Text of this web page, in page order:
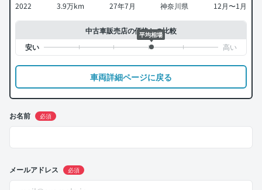
2022 3.9万km 27年7月 神奈川県 12月〜1月
中古車販売店の価格との比較
平均相場
車両詳細ページに戻る
お名前 必須
メールアドレス 必須